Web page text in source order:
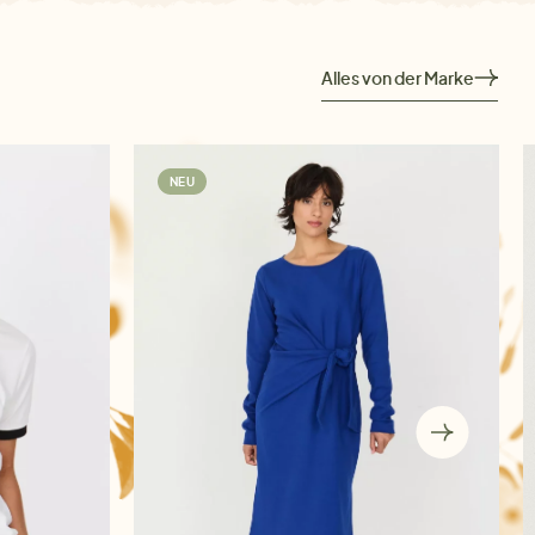
Alles von der Marke
NEU